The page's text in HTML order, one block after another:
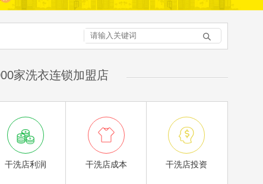

家洗衣连锁加盟店

干洗店利润

干洗店成本

干洗店投资